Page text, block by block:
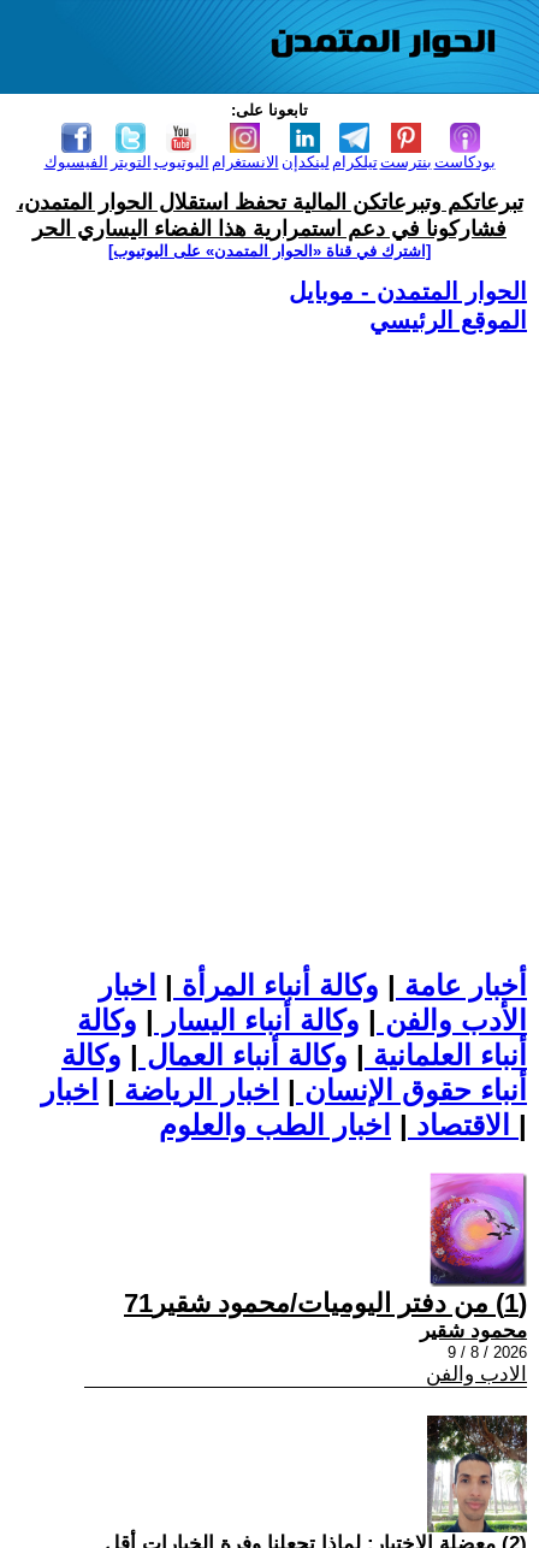
تابعونا على:
الفيسبوك التويتر اليوتيوب الانستغرام لينكدإن تيلكرامبنترست بودكاست
تبرعاتكم وتبرعاتكن المالية تحفظ استقلال الحوار المتمدن،
فشاركونا في دعم استمرارية هذا الفضاء اليساري الحر
[اشترك في قناة ‫«الحوار المتمدن» على اليوتيوب]
الحوار المتمدن - موبايل
الموقع الرئيسي
أخبار عامة | وكالة أنباء المرأة | اخبار
الأدب والفن | وكالة أنباء اليسار | وكالة
أنباء العلمانية | وكالة أنباء العمال | وكالة
أنباء حقوق الإنسان | اخبار الرياضة | اخبار
الاقتصاد | |
(1) من دفتر اليوميات/محمود شقير71
محمود شقير
2026 / 8 / 9
الادب والفن